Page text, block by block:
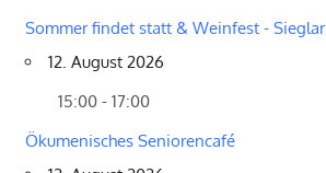
Sommer findet statt & Weinfest - Sieglar
12. August 2026
15:00 - 17:00
Ökumenisches Seniorencafé